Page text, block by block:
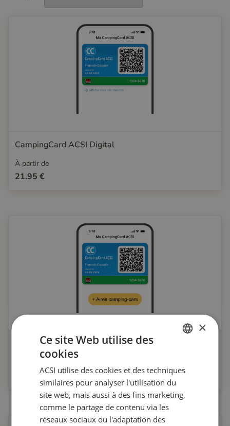
CampingCard ACSI Digital
À partir de
21.95 €
CampingCard ACSI Digital & Aires Camping-Cars
27.95 € ENGLISH
×
Ce site Web utilise des
cookies
ACSI utilise des cookies et des techniques
similaires pour analyser l'utilisation du
site web, mais aussi à des fins marketing,
comme le partage de contenu via les
réseaux sociaux ou l'adaptation des